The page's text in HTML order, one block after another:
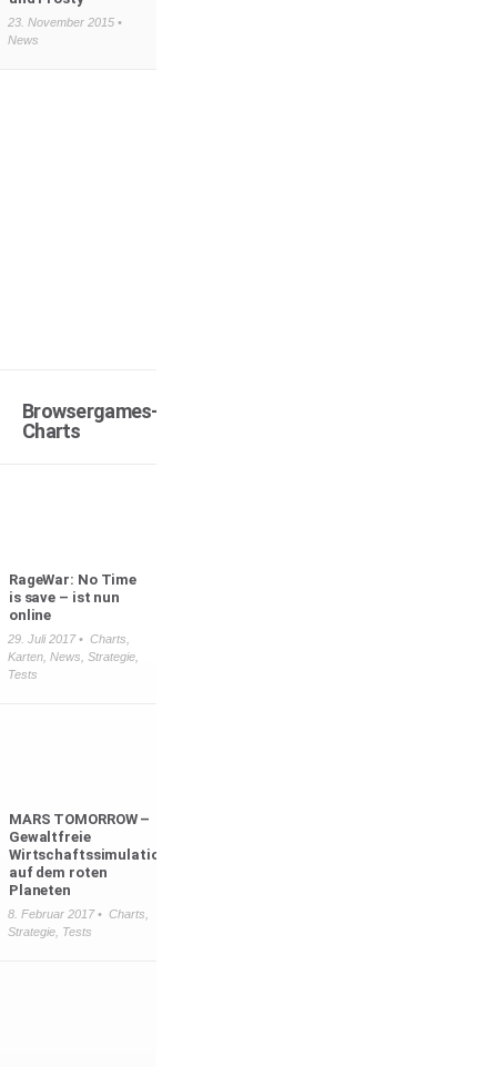
23. November 2015 •
News
Browsergames-
Charts
RageWar: No Time
is save – ist nun
online
29. Juli 2017 • Charts
Karten, News Strategie,
Tests
MARS TOMORROW –
Gewaltfreie
Wirtschaftssimulation
auf dem roten
Planeten
8. Februar 2017 • Charts
Strategie, Tests